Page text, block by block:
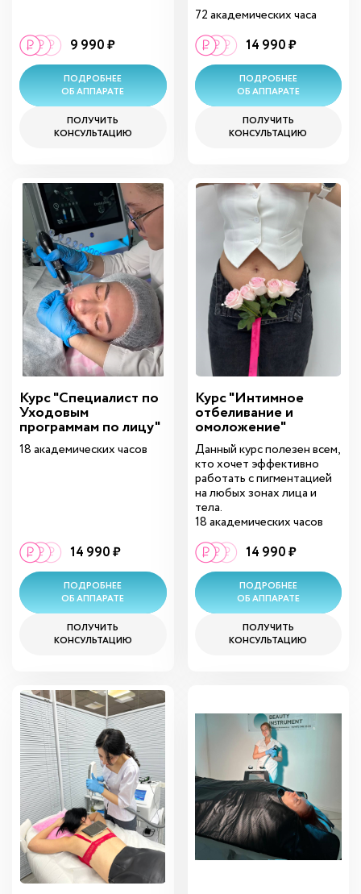
9 990 ₽
ПОДРОБНЕЕ
ОБ АППАРАТЕ
ПОЛУЧИТЬ
КОНСУЛЬТАЦИЮ
72 академических часа
14 990 ₽
ПОДРОБНЕЕ
ОБ АППАРАТЕ
ПОЛУЧИТЬ
КОНСУЛЬТАЦИЮ
Курс "Специалист по
Уходовым
программам по лицу"
18 академических часов
14 990 ₽
ПОДРОБНЕЕ
ОБ АППАРАТЕ
ПОЛУЧИТЬ
КОНСУЛЬТАЦИЮ
Курс "Интимное
отбеливание и
омоложение"
Данный курс полезен всем,
кто хочет эффективно
работать с пигментацией
на любых зонах лица и
тела.
18 академических часов
14 990 ₽
ПОДРОБНЕЕ
ОБ АППАРАТЕ
ПОЛУЧИТЬ
КОНСУЛЬТАЦИЮ